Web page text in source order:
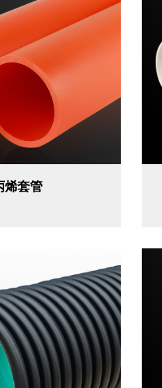
烯套管